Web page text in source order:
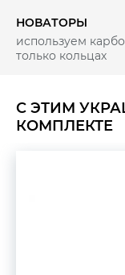
С ЭТИМ
КОМПЛЕКТЕ
НОВАТОРЫ
используем
только кольцах